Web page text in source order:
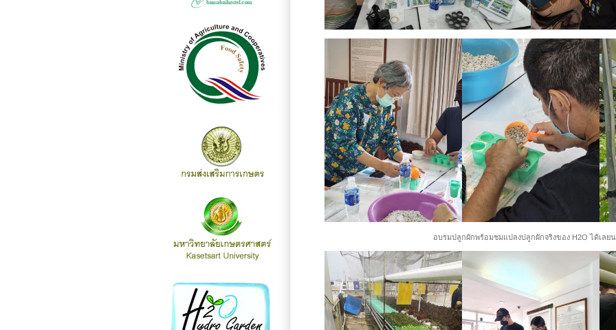
อบรมปลูกผักพร้อมชมแปลงปลูกผักจริงของ H2O ได้เลย